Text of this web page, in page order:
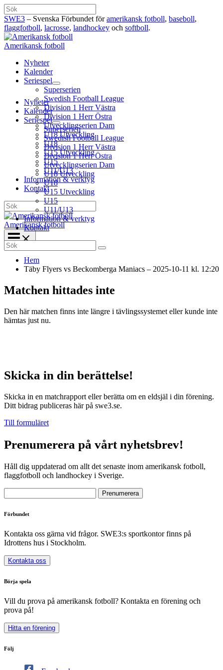
Hoppa
till
innehåll
Sök
SWE3 – Svenska Förbundet föramerikansk fotboll, baseboll,
flaggfotboll, lacrosse, landhockey och softboll.
Amerikansk fotboll
Nyheter
Kalender
Seriespel
Superserien
Swedish Football League
Division 1 Herr Västra
Division 1 Herr Östra
Utvecklingserien Dam
U18 Utveckling
U18
U15 Utveckling
U15
U11/U13
Information & verktyg
Kontakt
Sök
Amerikansk fotboll
Nyheter
Kalender
Seriespel
Superserien
Swedish Football League
Division 1 Herr Västra
Division 1 Herr Östra
Utvecklingserien Dam
U18 Utveckling
U18
U15 Utveckling
U15
U11/U13
Information & verktyg
Kontakt
Search
for:
Hem
Täby Flyers vs Beckomberga Maniacs – 2025-10-11 kl. 12:20
Matchen hittades inte
Den här matchen finns inte längre i tävlingssystemet eller kunde inte
hämtas just nu.
Skicka in din berättelse!
Skicka in en matchrapport eller berätta om en eldsjäl i din förening.
Ditt bidrag publiceras här på swe3.se.
Till formuläret
Prenumerera på vårt nyhetsbrev!
Håll dig uppdaterad om allt det senaste inom amerikansk fotboll,
flaggfotboll och landhockey i Sverige.
Förbundet
Kontakta oss gärna vid frågor. SWE3:s sportkontor finns på
Idrottens hus i Stockholm.
Kontakta oss
Börja spela
Vill du prova på amerikansk fotboll? Kontakta en förening och
prova på!
Hitta en förening
Följ